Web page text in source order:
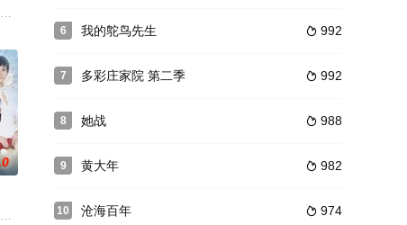
竟然是自己遭遇车祸时的救命
而这样武断的性格却让一直陪伴着她的丈夫金志扬（韩童生饰）和闺蜜
朱雀堂背后惊天阴谋的故事……剧集改编自鬼马星同名民国推理悬疑小说。
飞联合执导，连奕名、聂远、杨若兮、王茜华主演的战争剧，于2009年11
有庆希望有朝一日能够登上更专
个情形迥异火场，既有百姓日常生活中因疏忽而引起的；又有不听
时至徐家发生危机，徐楚韵为了保全徐家自愿入京等待皇帝赐婚。执棋之
饰）仿佛是被上苍眷顾的幸运儿，她相貌美丽，性格和善，家境优渥，并
6  992
我的鸵鸟先生
7  992
多彩庄家院 第二季
8  988
她战
9  982
黄大年
10  974
沧海百年